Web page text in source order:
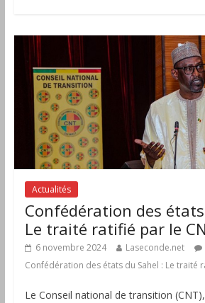
Actualités
Confédération des
Le traité ratifié par le
6 novembre 2024 Laseconde.net
Confédération des états du Sahel : Le traité
Le Conseil national de transition